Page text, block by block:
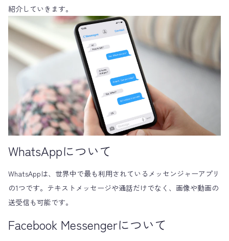
紹介していきます。
WhatsAppについて
WhatsAppは、世界中で最も利用されているメッセンジャーアプリ
の1つです。テキストメッセージや通話だけでなく、画像や動画の
送受信も可能です。
Facebook Messengerについて